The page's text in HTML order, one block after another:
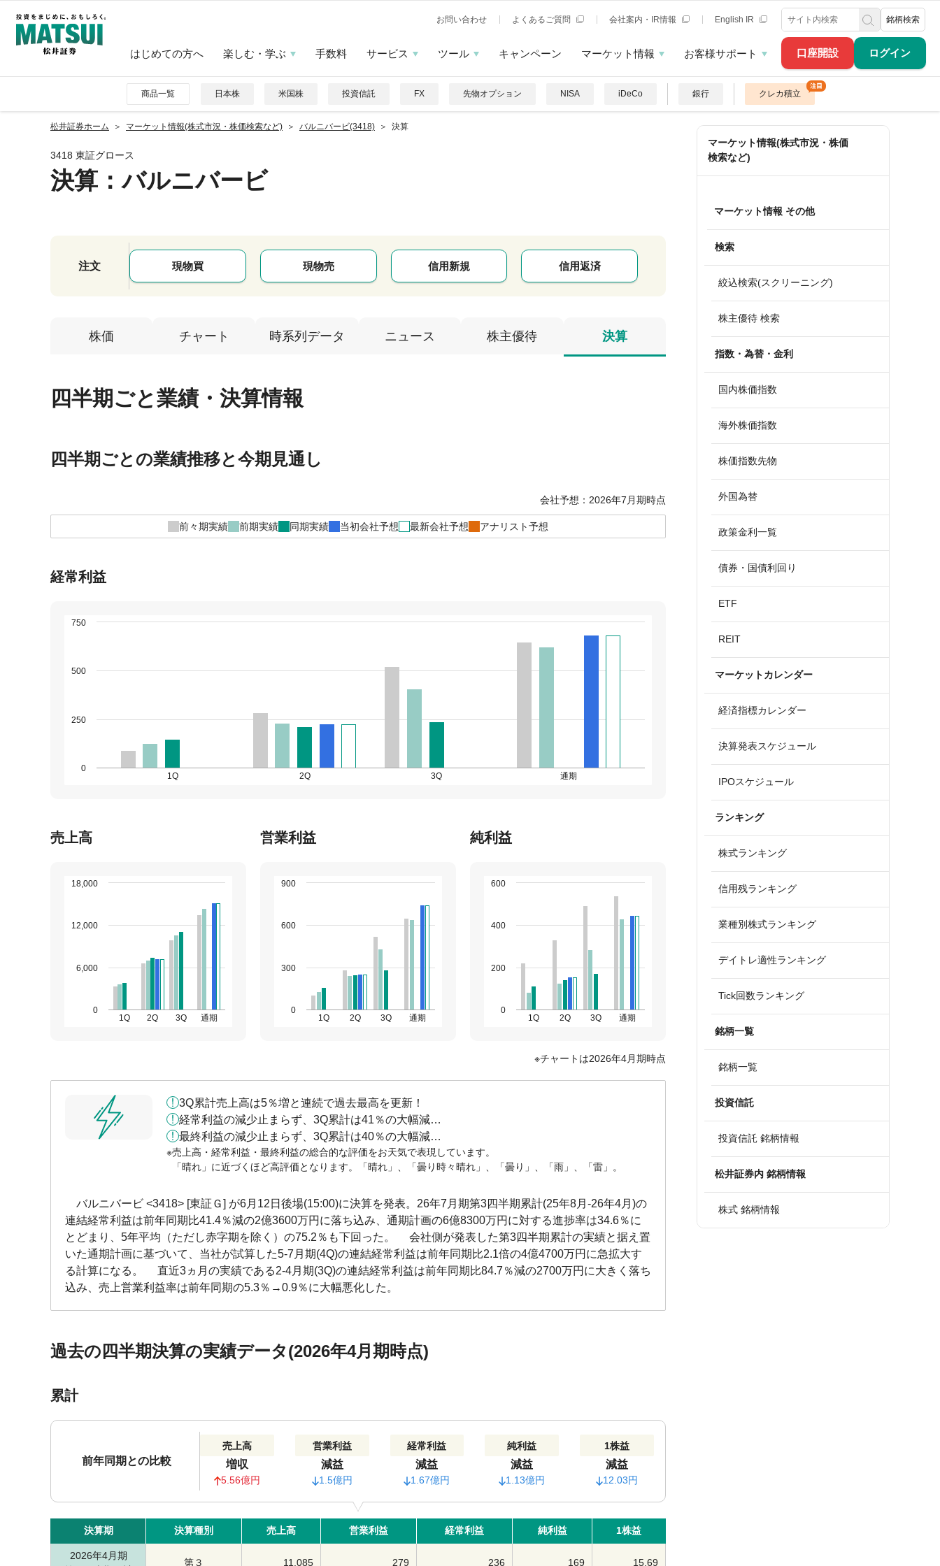
口座開設 ログイン
お問い合わせ よくあるご質問 会社案内・IR情報 English IR 銘柄検索
はじめての方へ 楽しむ・学ぶ 手数料 サービス ツール キャンペーン マーケット情報 お客様サポート
商品一覧 日本株 米国株 投資信託 FX 先物オプション NISA iDeCo 銀行 クレカ積立
松井証券ホーム マーケット情報(株式市況・株価検索など) バルニバービ(3418) 決算
3418 東証グロース
決算：バルニバービ
注文 現物買 現物売 信用新規 信用返済
株価 チャート 時系列データ ニュース 株主優待 決算
四半期ごと業績・決算情報
四半期ごとの業績推移と今期見通し
会社予想：2026年7月期時点
前々期実績 前期実績 同期実績 当初会社予想 最新会社予想 アナリスト予想
経常利益
1Q 2Q 3Q 通期
0
250
500
750
売上高
1Q 2Q 3Q 通期
0
6,000
12,000
18,000
営業利益
1Q 2Q 3Q 通期
0
300
600
900
純利益
1Q 2Q 3Q 通期
0
200
400
600
チャートは2026年4月期時点
3Q累計売上高は5％増と連続で過去最高を更新！
経常利益の減少止まらず、3Q累計は41％の大幅減…
最終利益の減少止まらず、3Q累計は40％の大幅減…
売上高・経常利益・最終利益の総合的な評価をお天気で表現しています。
「晴れ」に近づくほど高評価となります。「晴れ」、「曇り時々晴れ」、「曇り」、「雨」、「雷」。
バルニバービ <3418> [東証Ｇ] が6月12日後場(15:00)に決算を発表。26年7月期第3四半期累計(25年8月-26年4月)の
連結経常利益は前年同期比41.4％減の2億3600万円に落ち込み、通期計画の6億8300万円に対する進捗率は34.6％に
とどまり、5年平均（ただし赤字期を除く）の75.2％も下回った。 会社側が発表した第3四半期累計の実績と据え置
いた通期計画に基づいて、当社が試算した5-7月期(4Q)の連結経常利益は前年同期比2.1倍の4億4700万円に急拡大す
る計算になる。 直近3ヵ月の実績である2-4月期(3Q)の連結経常利益は前年同期比84.7％減の2700万円に大きく落ち
込み、売上営業利益率は前年同期の5.3％→0.9％に大幅悪化した。
過去の四半期決算の実績データ(2026年4月期時点)
累計
前年同期との比較
売上高
増収
5.56億円
営業利益
減益
1.5億円
経常利益
減益
1.67億円
純利益
減益
1.13億円
1株益
減益
12.03円
決算期 決算種別 売上高 営業利益 経常利益 純利益 1株益
2026年4月期
第３ 11,085 279 236 169 15.69
マーケット情報(株式市況・株価
検索など)
マーケット情報 その他
検索
絞込検索(スクリーニング)
株主優待 検索
指数・為替・金利
国内株価指数
海外株価指数
株価指数先物
外国為替
政策金利一覧
債券・国債利回り
ETF
REIT
マーケットカレンダー
経済指標カレンダー
決算発表スケジュール
IPOスケジュール
ランキング
株式ランキング
信用残ランキング
業種別株式ランキング
デイトレ適性ランキング
Tick回数ランキング
銘柄一覧
銘柄一覧
投資信託
投資信託 銘柄情報
松井証券内 銘柄情報
株式 銘柄情報